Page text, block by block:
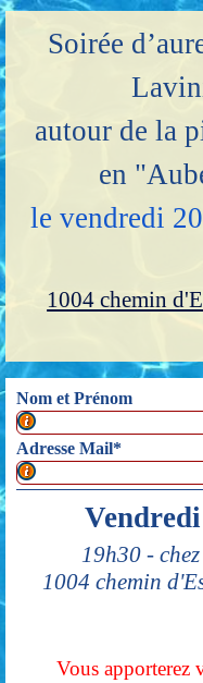
Aller au contenu
Soirée
autour de la
en
le vendredi
1004 chemin
Nom et Prénom
Ton nom est dans cette
Adresse Mail*
19h30 -
1004 chemin
Vous apporterez